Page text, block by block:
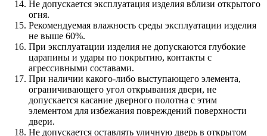
Не допускается эксплуатация изделия вблизи открытого
огня.
Рекомендуемая влажность среды эксплуатации изделия
не выше 60%.
При эксплуатации изделия не допускаются глубокие
царапины и удары по покрытию, контакты с
агрессивными составами.
При наличии какого-либо выступающего элемента,
ограничивающего угол открывания двери, не
допускается касание дверного полотна с этим
элементом для избежания повреждений поверхности
двери.
Не допускается оставлять уличную дверь в открытом